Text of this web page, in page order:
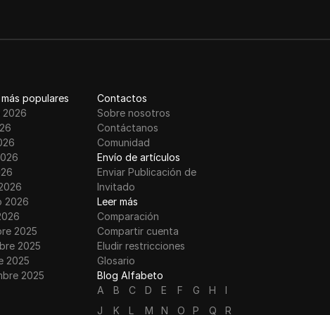
populares
2026
2025
2025
2025
2025
Contactos
Sobre nosotros
Contáctanos
Comunidad
Envío de artículos
Enviar Publicación de
Invitado
Leer más
Comparación
Compartir cuenta
Eludir restricciones
Glosario
Blog Alfabeto
A
B C D E F G H
I
J
K L M N O P Q
R